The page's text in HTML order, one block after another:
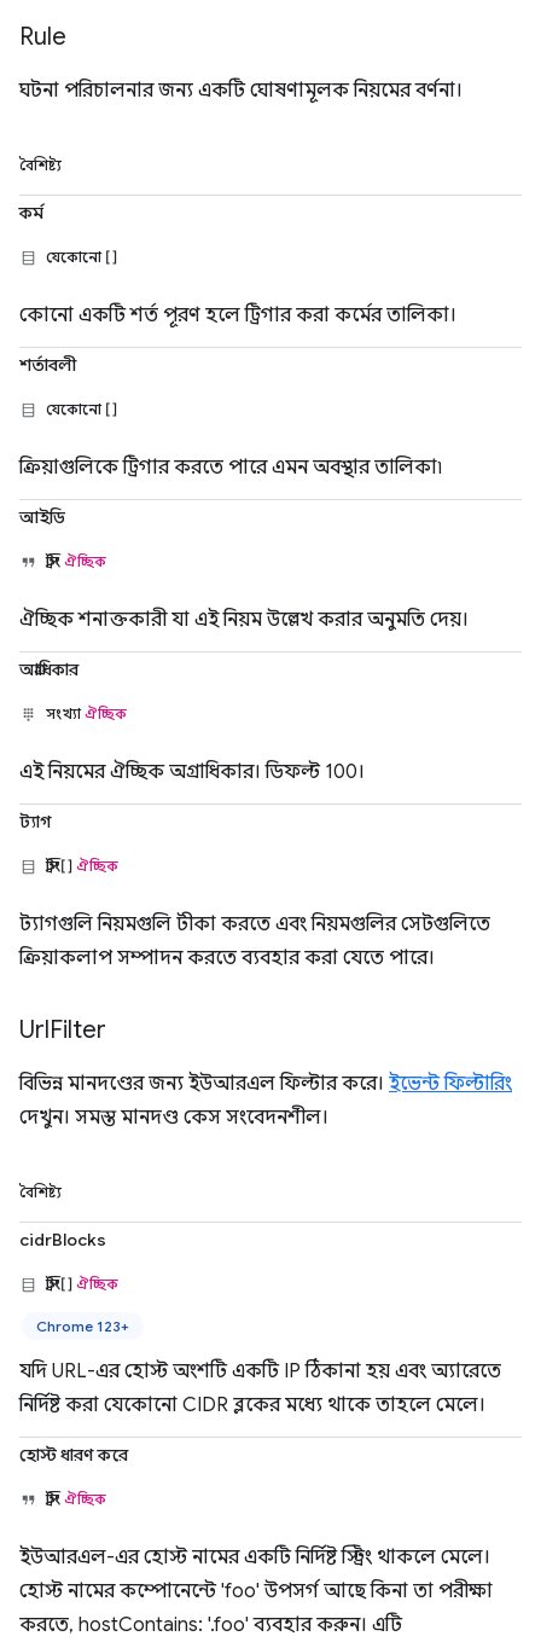
Rule
ঘটনা পরিচালনার জন্য একটি ঘোষণামূলক নিয়মের বর্ণনা।
বৈশিষ্ট্য
কর্ম
যেকোনো []
কোনো একটি শর্ত পূরণ হলে ট্রিগার করা কর্মের তালিকা।
শর্তাবলী
যেকোনো []
ক্রিয়াগুলিকে ট্রিগার করতে পারে এমন অবস্থার তালিকা৷
আইডি
স্ট্রিং ঐচ্ছিক
ঐচ্ছিক শনাক্তকারী যা এই নিয়ম উল্লেখ করার অনুমতি দেয়।
অগ্রাধিকার
সংখ্যাঐচ্ছিক
এই নিয়মের ঐচ্ছিক অগ্রাধিকার। ডিফল্ট 100।
ট্যাগ
স্ট্রিং[] ঐচ্ছিক
ট্যাগগুলি নিয়মগুলি টীকা করতে এবং নিয়মগুলির সেটগুলিতে
ক্রিয়াকলাপ সম্পাদন করতে ব্যবহার করা যেতে পারে।
UrlFilter
বিভিন্ন মানদণ্ডের জন্য ইউআরএল ফিল্টার করে। ইভেন্ট ফিল্টারিং
দেখুন। সমস্ত মানদণ্ড কেস সংবেদনশীল।
বৈশিষ্ট্য
cidrBlocks
স্ট্রিং[] ঐচ্ছিক
Chrome 123+
যদি URL-এর হোস্ট অংশটি একটি IP ঠিকানা হয় এবং অ্যারেতে
নির্দিষ্ট করা যেকোনো CIDR ব্লকের মধ্যে থাকে তাহলে মেলে।
হোস্ট ধারণ করে
স্ট্রিং ঐচ্ছিক
ইউআরএল-এর হোস্ট নামের একটি নির্দিষ্ট স্ট্রিং থাকলে মেলে।
হোস্ট নামের কম্পোনেন্টে 'foo' উপসর্গ আছে কিনা তা পরীক্ষা
করতে, hostContains: '.foo' ব্যবহার করুন। এটি